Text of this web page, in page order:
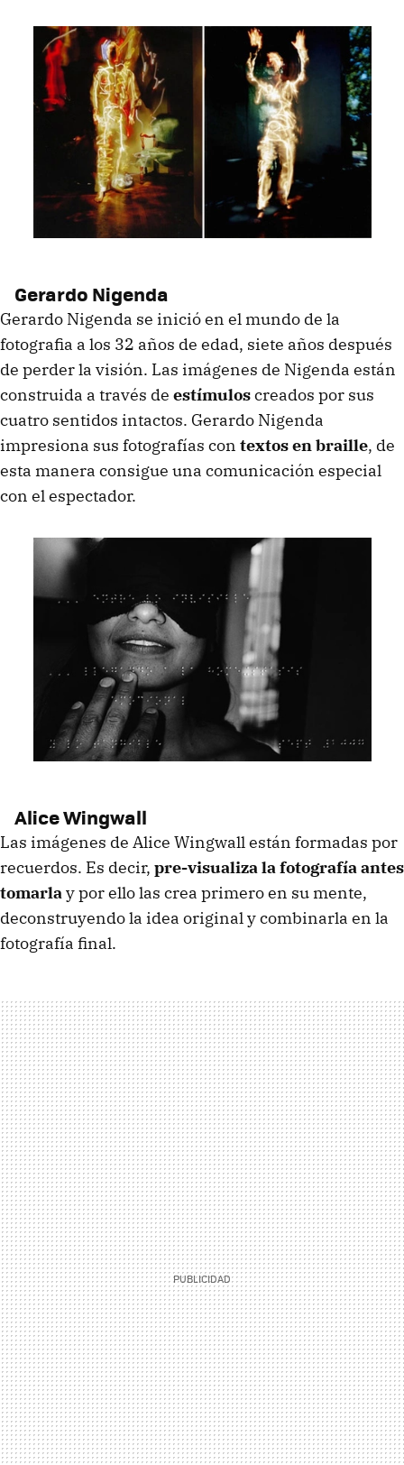
Gerardo Nigenda
Gerardo Nigenda se inició en el mundo de la
fotografia a los 32 años de edad, siete años después
de perder la visión. Las imágenes de Nigenda están
construida a través de estímuloscreados por sus
cuatro sentidos intactos. Gerardo Nigenda
impresiona sus fotografías con textos en braille, de
esta manera consigue una comunicación especial
con el espectador.
Alice Wingwall
Las imágenes de Alice Wingwall están formadas por
recuerdos. Es decir, pre-visualiza la fotografía antes
tomarlay por ello las crea primero en su mente,
deconstruyendo la idea original y combinarla en la
fotografía final.